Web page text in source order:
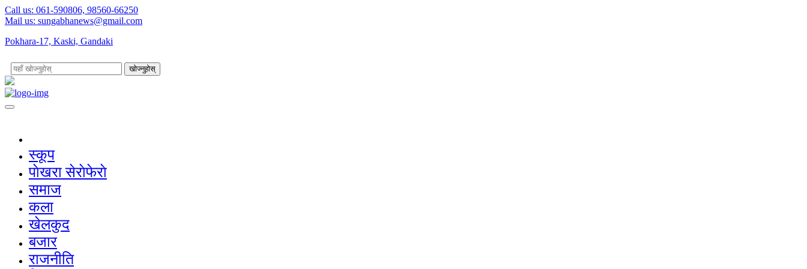
Call us: 061-590806, 98560-66250
Mail us: sungabhanews@gmail.com
Pokhara-17, Kaski, Gandaki
खोज्नुहोस्
स्कूप
पाेखरा सेराेफेराे
समाज
कला
खेलकुद
बजार
राजनीति